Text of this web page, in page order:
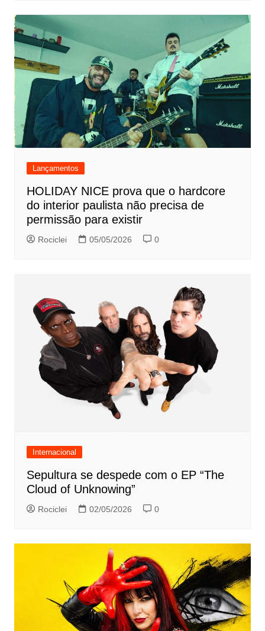
Lançamentos
HOLIDAY NICE prova que o hardcore
do interior paulista não precisa de
permissão para existir
Rociclei 05/05/2026 0
Internacional
Sepultura se despede com o EP “The
Cloud of Unknowing”
Rociclei 02/05/2026 0